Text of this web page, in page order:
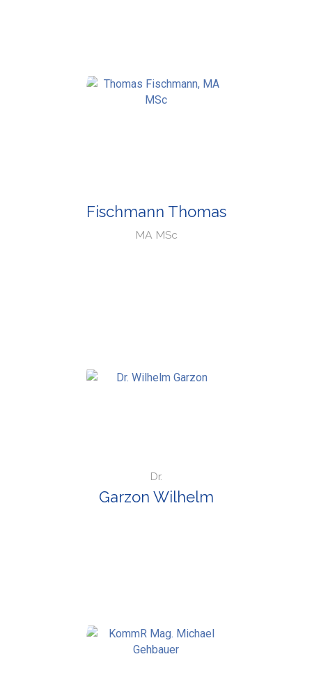
Fischmann Thomas
MA MSc
Dr.
Garzon Wilhelm